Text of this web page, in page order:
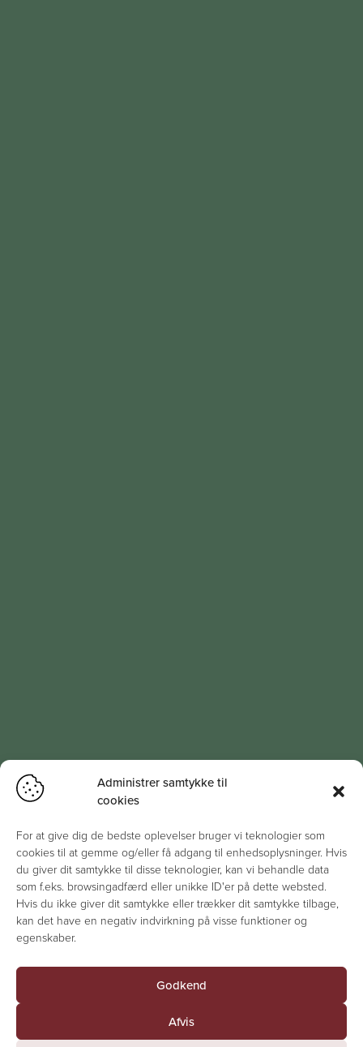
Administrer samtykke til
cookies
For at give dig de bedste oplevelser bruger vi teknologier som
cookies til at gemme og/eller få adgang til enhedsoplysninger. Hvis
du giver dit samtykke til disse teknologier, kan vi behandle data
som f.eks. browsingadfærd eller unikke ID'er på dette websted.
Hvis du ikke giver dit samtykke eller trækker dit samtykke tilbage,
kan det have en negativ indvirkning på visse funktioner og
egenskaber.
Godkend
Afvis